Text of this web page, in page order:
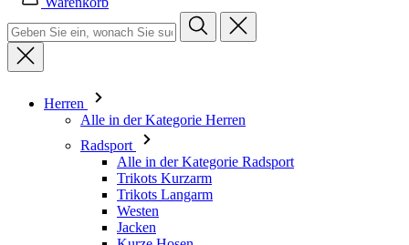
Herren
Alle in der Kategorie Herren
Trikots Langarm
Westen
Jacken
Kurze Hosen
Einteiler
3/4 Lange Hosen
Lange Hosen
Baselayer